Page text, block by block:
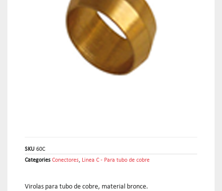
SKU 60C
Categories Conectores Linea C - Para tubo de cobre
Virolas para tubo de cobre, material bronce.